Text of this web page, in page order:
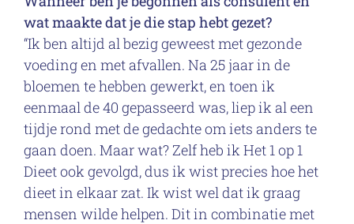
wat maakte dat je die stap hebt gezet?
“Ik ben altijd al bezig geweest met gezonde
voeding en met afvallen. Na 25 jaar in de
bloemen te hebben gewerkt, en toen ik
eenmaal de 40 gepasseerd was, liep ik al een
tijdje rond met de gedachte om iets anders te
gaan doen. Maar wat? Zelf heb ik Het 1 op 1
Dieet ook gevolgd, dus ik wist precies hoe het
dieet in elkaar zat. Ik wist wel dat ik graag
mensen wilde helpen. Dit in combinatie met